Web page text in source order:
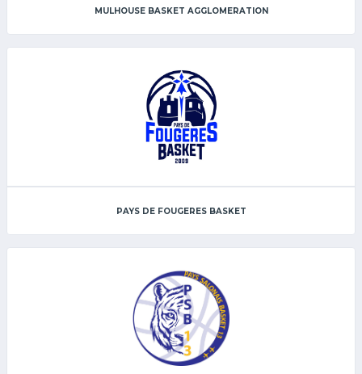
MULHOUSE BASKET AGGLOMERATION
PAYS DE FOUGERES BASKET